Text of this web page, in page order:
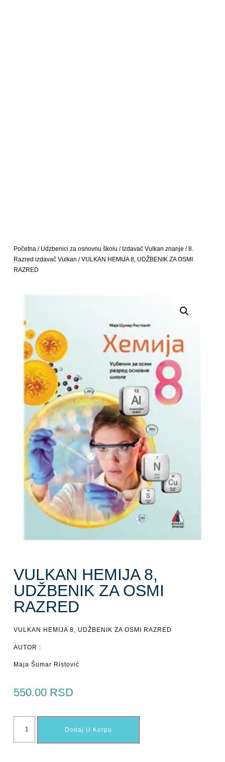
Početna / Udzbenici za osnovnu školu / Izdavač Vulkan znanje /8.
Razred izdavač Vulkan / VULKAN HEMIJA 8, UDŽBENIK ZA OSMI
RAZRED
VULKAN HEMIJA 8,
UDŽBENIK ZA OSMI
RAZRED
VULKAN HEMIJA 8, UDŽBENIK ZA OSMI RAZRED
AUTOR :
Maja Šumar Ristović
550.00 RSD
Dodaj U Korpu